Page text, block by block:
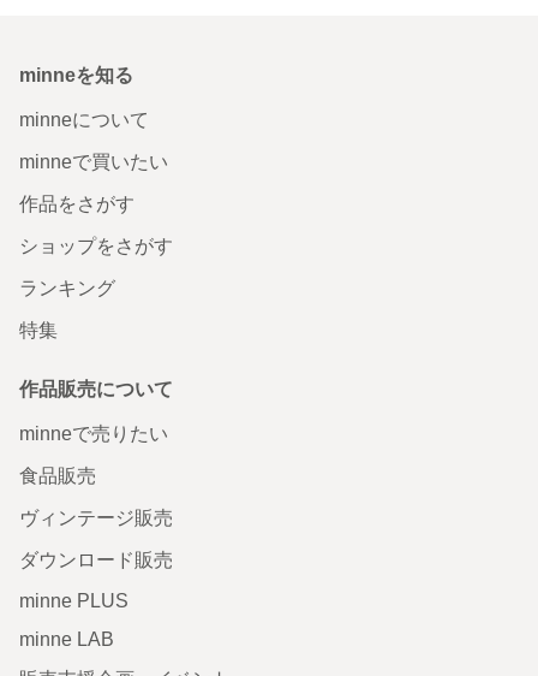
minneを知る
minneについて
minneで買いたい
作品をさがす
ショップをさがす
ランキング
特集
作品販売について
minneで売りたい
食品販売
ヴィンテージ販売
ダウンロード販売
minne PLUS
minne LAB